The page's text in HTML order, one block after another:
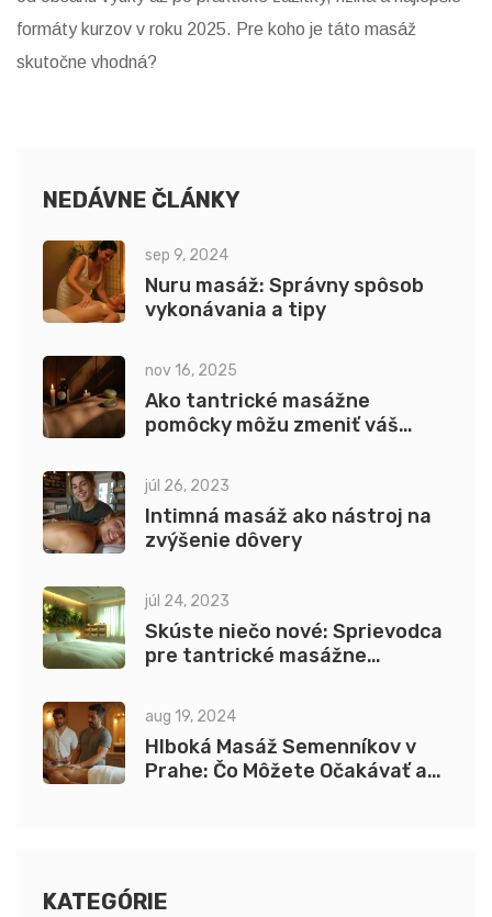
formáty kurzov v roku 2025. Pre koho je táto masáž
skutočne vhodná?
NEDÁVNE ČLÁNKY
sep 9, 2024
Nuru masáž: Správny spôsob
vykonávania a tipy
nov 16, 2025
Ako tantrické masážne
pomôcky môžu zmeniť váš
júl 26, 2023
Intimná masáž ako nástroj na
zvýšenie dôvery
júl 24, 2023
Skúste niečo nové: Sprievodca
pre tantrické masážne
aug 19, 2024
Hlboká Masáž Semenníkov v
Prahe: Čo Môžete Očakávať a
KATEGÓRIE